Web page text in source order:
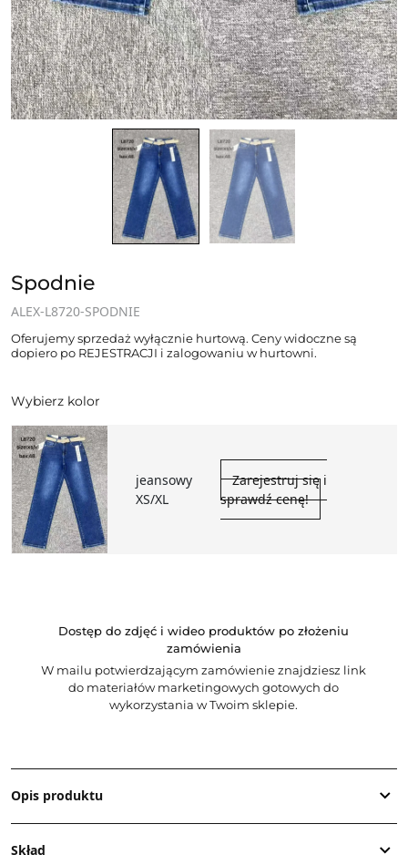
Spodnie
ALEX-L8720-SPODNIE
Oferujemy sprzedaż wyłącznie hurtową. Ceny widoczne są
dopiero po REJESTRACJI i zalogowaniu w hurtowni.
Wybierz kolor
jeansowy
XS/XL
Zarejestruj się i
sprawdź cenę!
Dostęp do zdjęć i wideo produktów po złożeniu
zamówienia
W mailu potwierdzającym zamówienie znajdziesz link
do materiałów marketingowych gotowych do
wykorzystania w Twoim sklepie.
Opis produktu
Skład